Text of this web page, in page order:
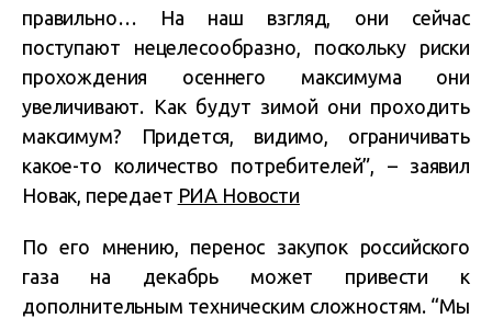
правильно… На наш взгляд, они сейчас
поступают нецелесообразно, поскольку риски
прохождения осеннего максимума они
увеличивают. Как будут зимой они проходить
максимум? Придется, видимо, ограничивать
какое-то количество потребителей”, – заявил
Новак, передает РИА Новости
По его мнению, перенос закупок российского
газа на декабрь может привести к
дополнительным техническим сложностям. “Мы